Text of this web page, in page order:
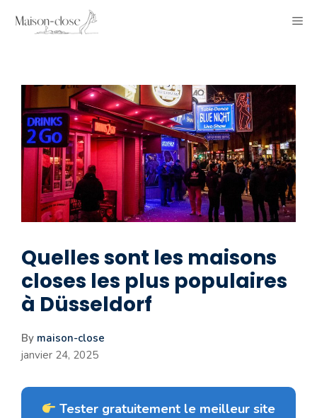
Quelles sont les maisons
closes les plus populaires
à Düsseldorf
By maison-close
janvier 24, 2025
Tester gratuitement le meilleur site